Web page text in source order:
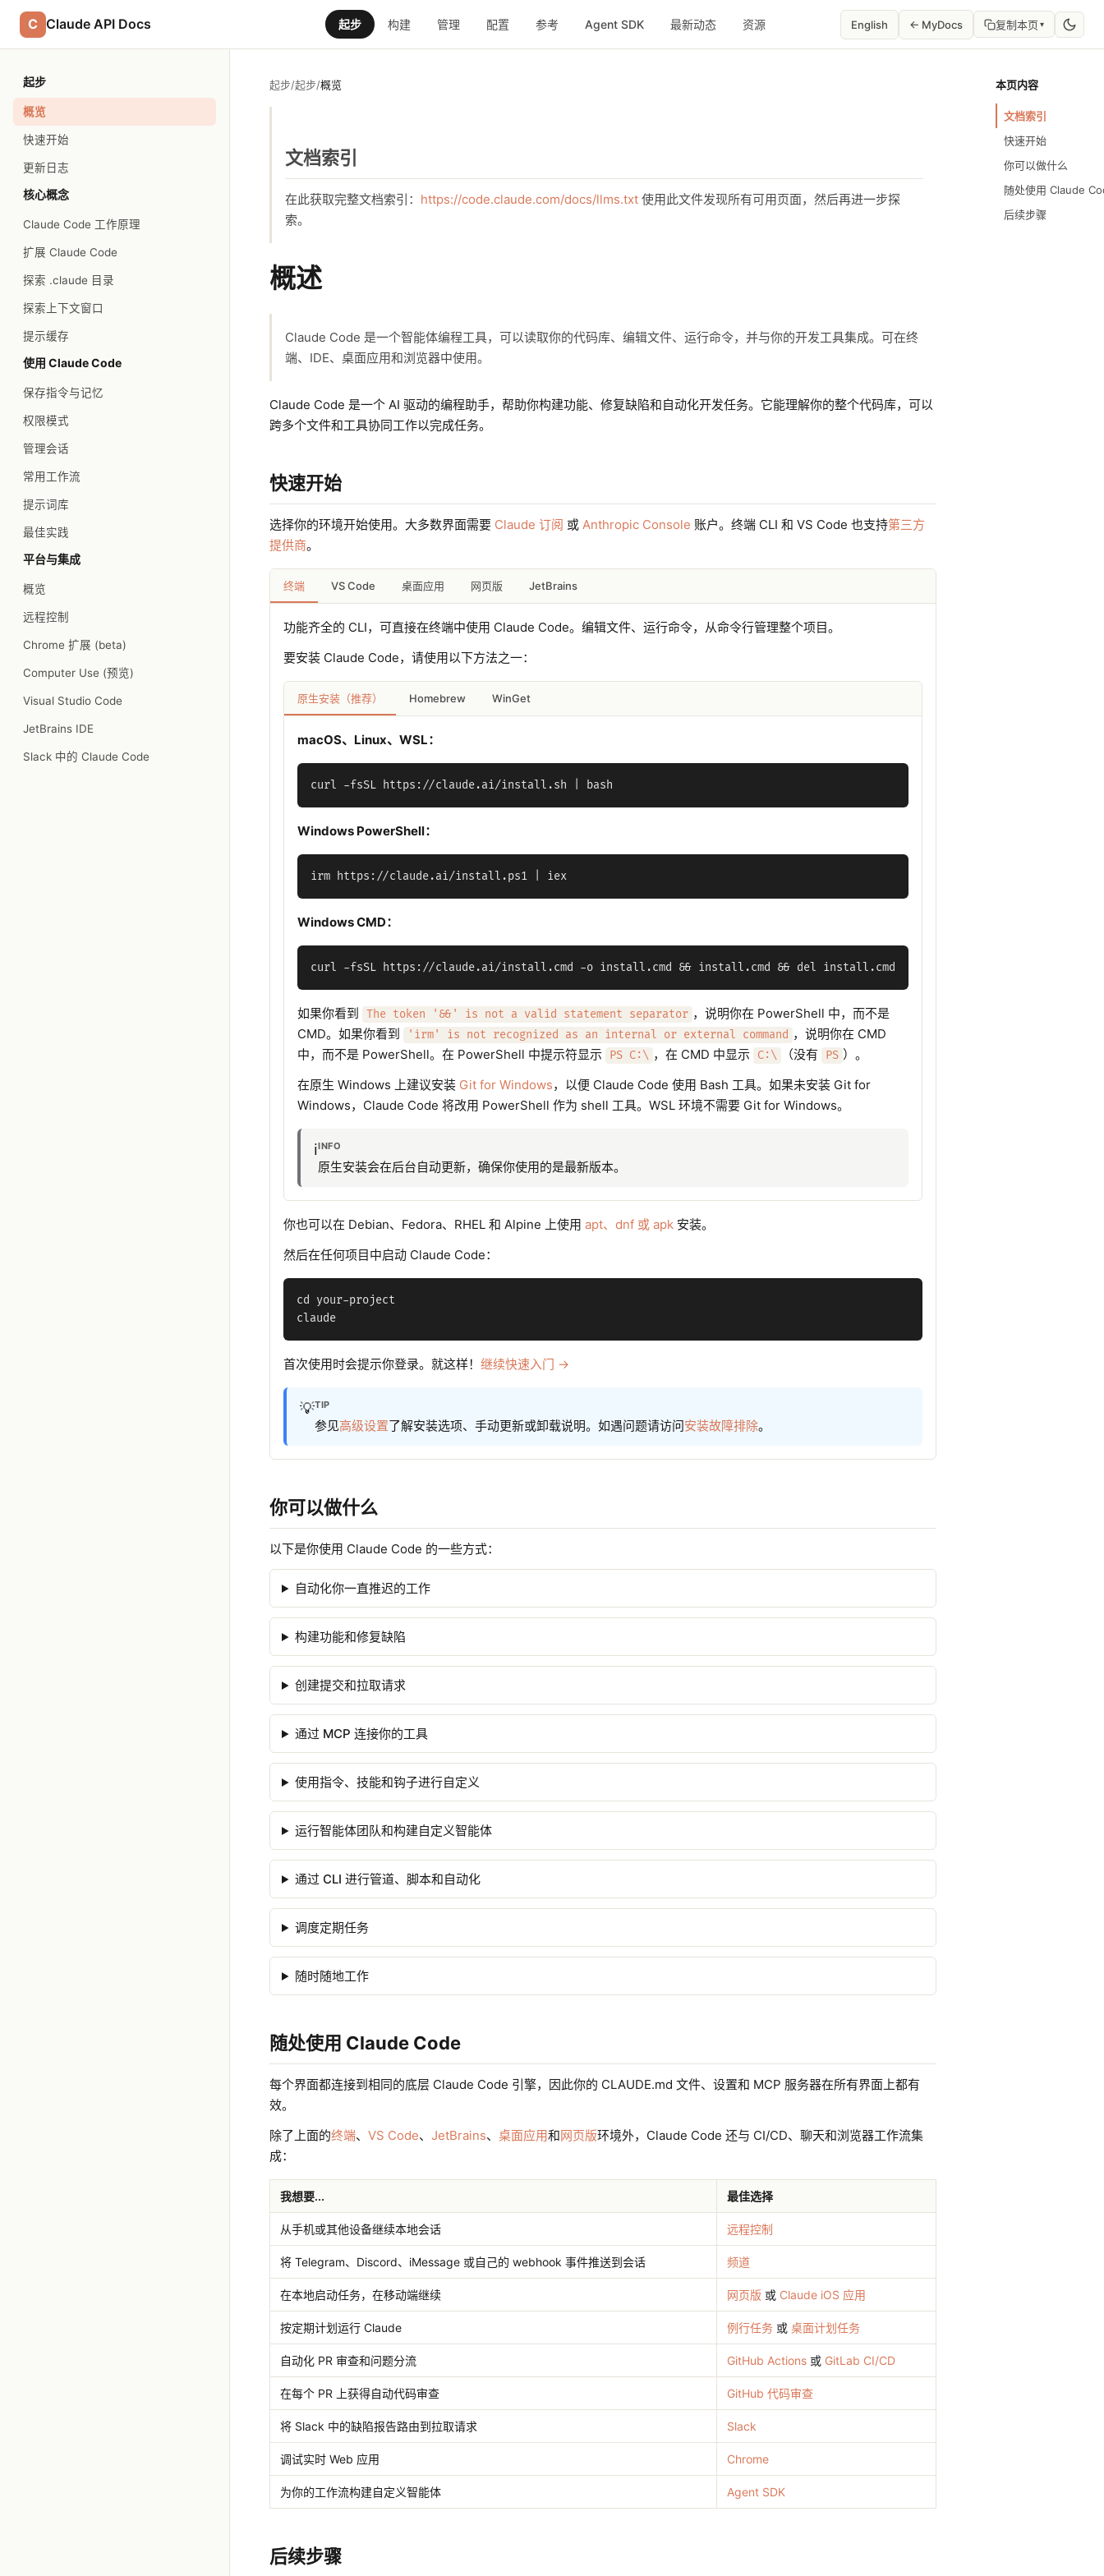
C Claude API Docs 起步 构建 管理 配置 参考 Agent SDK 最新动态 资源 English ← MyDocs 复制本页▾
起步
概览
快速开始
更新日志
核心概念
Claude Code 工作原理
扩展 Claude Code
探索 .claude 目录
探索上下文窗口
提示缓存
使用 Claude Code
保存指令与记忆
权限模式
管理会话
常用工作流
提示词库
最佳实践
平台与集成
概览
远程控制
Chrome 扩展 (beta)
Computer Use (预览)
Visual Studio Code
JetBrains IDE
Slack 中的 Claude Code
起步/起步/概览
文档索引
在此获取完整文档索引： https://code.claude.com/docs/llms.txt 使用此文件发现所有可用页面，然后再进一步探
索。
概述
Claude Code 是一个智能体编程工具，可以读取你的代码库、编辑文件、运行命令，并与你的开发工具集成。可在终
端、IDE、桌面应用和浏览器中使用。
Claude Code 是一个 AI 驱动的编程助手，帮助你构建功能、修复缺陷和自动化开发任务。它能理解你的整个代码库，可以
跨多个文件和工具协同工作以完成任务。
快速开始
选择你的环境开始使用。大多数界面需要 Claude 订阅 或 Anthropic Console 账户。终端 CLI 和 VS Code 也支持第三方
提供商。
终端 VS Code 桌面应用 网页版 JetBrains
功能齐全的 CLI，可直接在终端中使用 Claude Code。编辑文件、运行命令，从命令行管理整个项目。
要安装 Claude Code，请使用以下方法之一：
原生安装（推荐） Homebrew WinGet
macOS、Linux、WSL：
Windows PowerShell：
Windows CMD：
如果你看到 The token '&&' is not a valid statement separator ，说明你在 PowerShell 中，而不是
CMD。如果你看到
'irm' is not recognized as an internal or external command ，说明你在 CMD
中，而不是 PowerShell。在 PowerShell 中提示符显示
PS C:\ ，在 CMD 中显示 C:\ （没有 PS ）。
在原生 Windows 上建议安装 Git for Windows，以便 Claude Code 使用 Bash 工具。如果未安装 Git for
Windows，Claude Code 将改用 PowerShell 作为 shell 工具。WSL 环境不需要 Git for Windows。
ℹ️INFO
原生安装会在后台自动更新，确保你使用的是最新版本。
你也可以在 Debian、Fedora、RHEL 和 Alpine 上使用 apt、dnf 或 apk 安装。
然后在任何项目中启动 Claude Code：
cd your-project
首次使用时会提示你登录。就这样！ 继续快速入门 →
💡TIP
参见高级设置了解安装选项、手动更新或卸载说明。如遇问题请访问安装故障排除。
你可以做什么
以下是你使用 Claude Code 的一些方式：
自动化你一直推迟的工作
构建功能和修复缺陷
创建提交和拉取请求
通过 MCP 连接你的工具
使用指令、技能和钩子进行自定义
运行智能体团队和构建自定义智能体
通过 CLI 进行管道、脚本和自动化
调度定期任务
随时随地工作
随处使用 Claude Code
每个界面都连接到相同的底层 Claude Code 引擎，因此你的 CLAUDE.md 文件、设置和 MCP 服务器在所有界面上都有
效。
除了上面的终端、 VS Code、 JetBrains、 桌面应用和网页版环境外，Claude Code 还与 CI/CD、聊天和浏览器工作流集
成：
我想要... 最佳选择
从手机或其他设备继续本地会话 远程控制
将 Telegram、Discord、iMessage 或自己的 webhook 事件推送到会话 频道
在本地启动任务，在移动端继续 网页版 或 Claude iOS 应用
按定期计划运行 Claude 例行任务 或 桌面计划任务
自动化 PR 审查和问题分流 GitHub Actions 或 GitLab CI/CD
在每个 PR 上获得自动代码审查 GitHub 代码审查
将 Slack 中的缺陷报告路由到拉取请求 Slack
调试实时 Web 应用 Chrome
为你的工作流构建自定义智能体 Agent SDK
后续步骤
本页内容
文档索引
快速开始
你可以做什么
随处使用 Claude
后续步骤